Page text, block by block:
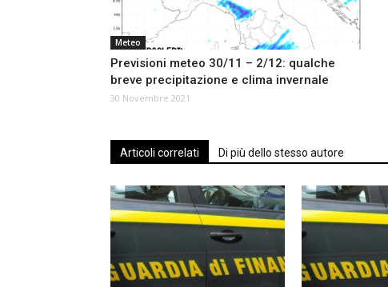
Meteo
Previsioni meteo 30/11 – 2/12: qualche
breve precipitazione e clima invernale
30 Novembre 2021
Articoli correlati Di più dello stesso autore